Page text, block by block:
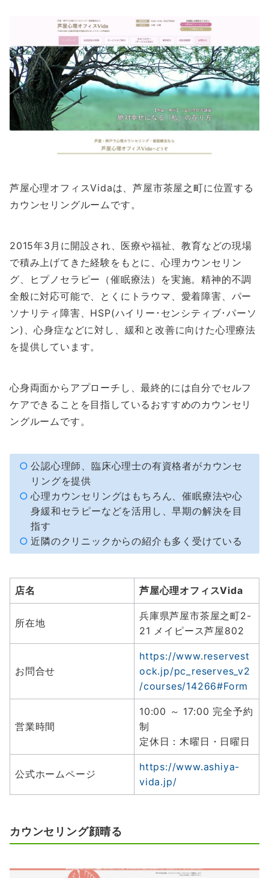
芦屋心理オフィスVidaは、芦屋市茶屋之町に位置する
カウンセリングルームです。
2015年3月に開設され、医療や福祉、教育などの現場
で積み上げてきた経験をもとに、心理カウンセリン
グ、ヒプノセラピー（催眠療法）を実施。精神的不調
全般に対応可能で、とくにトラウマ、愛着障害、パー
ソナリティ障害、HSP(ハイリー･センシティブ･パーソ
ン)、心身症などに対し、緩和と改善に向けた心理療法
を提供しています。
心身両面からアプローチし、最終的には自分でセルフ
ケアできることを目指しているおすすめのカウンセリ
ングルームです。
公認心理師、臨床心理士の有資格者がカウンセ
リングを提供
心理カウンセリングはもちろん、催眠療法や心
身緩和セラピーなどを活用し、早期の解決を目
指す
近隣のクリニックからの紹介も多く受けている
店名 芦屋心理オフィスVida
所在地
兵庫県芦屋市茶屋之町2-
21 メイピース芦屋802
お問合せ
https://www.reservest
ock.jp/pc_reserves_v2
/courses/14266#Form
営業時間
10:00 ～ 17:00 完全予約
制
定休日：木曜日・日曜日
公式ホームページ
https://www.ashiya-
vida.jp/
カウンセリング顔晴る